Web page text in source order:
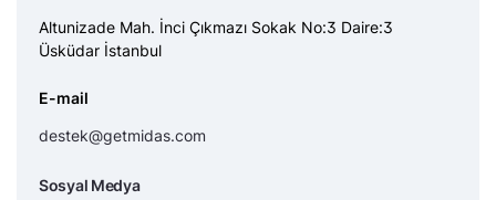
Altunizade Mah. İnci Çıkmazı Sokak No:3 Daire:3
Üsküdar İstanbul
E-mail
destek@getmidas.com
Sosyal Medya